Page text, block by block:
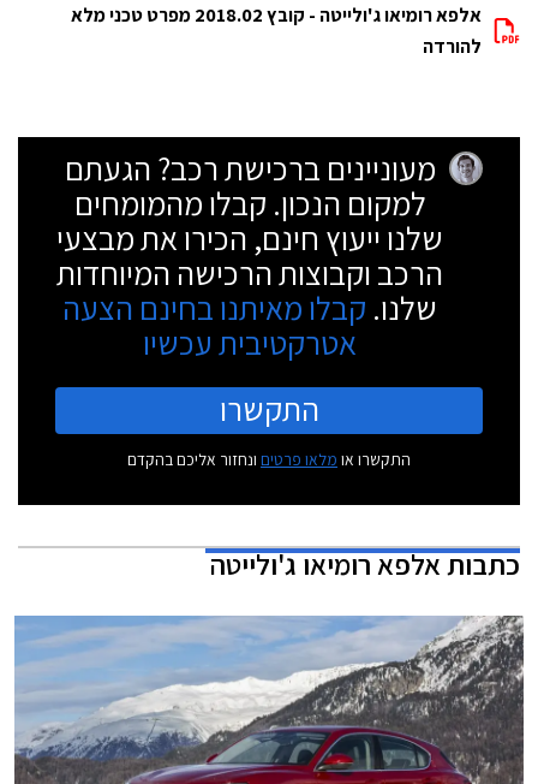
אלפא רומיאו ג'ולייטה - קובץ 2018.02 מפרט טכני מלא
להורדה
מעוניינים ברכישת רכב? הגעתם
למקום הנכון. קבלו מהמומחים
שלנו ייעוץ חינם, הכירו את מבצעי
הרכב וקבוצות הרכישה המיוחדות
שלנו. קבלו מאיתנו בחינם הצעה
אטרקטיבית עכשיו
התקשרו
התקשרו או מלאו פרטים ונחזור אליכם בהקדם
כתבותאלפא רומיאו ג'ולייטה